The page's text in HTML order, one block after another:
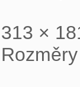
313 ×
Rozměry